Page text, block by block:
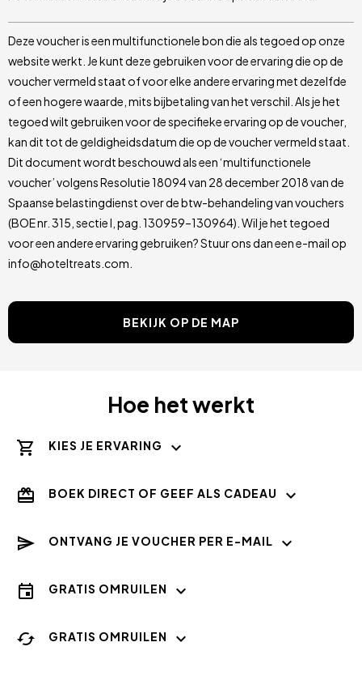
Deze voucher is een multifunctionele bon die als tegoed op onze
website werkt. Je kunt deze gebruiken voor de ervaring die op de
voucher vermeld staat of voor elke andere ervaring met dezelfde
of een hogere waarde, mits bijbetaling van het verschil. Als je het
tegoed wilt gebruiken voor de specifieke ervaring op de voucher,
kan dit tot de geldigheidsdatum die op de voucher vermeld staat.
Dit document wordt beschouwd als een ‘multifunctionele
voucher’ volgens Resolutie 18094 van 28 december 2018 van de
Spaanse belastingdienst over de btw-behandeling van vouchers
(BOE nr. 315, sectie I, pag. 130959–130964). Wil je het tegoed
voor een andere ervaring gebruiken? Stuur ons dan een e-mail op
info@hoteltreats.com.
BEKIJK OP DE MAP
Hoe het werkt
KIES JE ERVARING
BOEK DIRECT OF GEEF ALS CADEAU
ONTVANG JE VOUCHER PER E-MAIL
GRATIS OMRUILEN
GRATIS OMRUILEN